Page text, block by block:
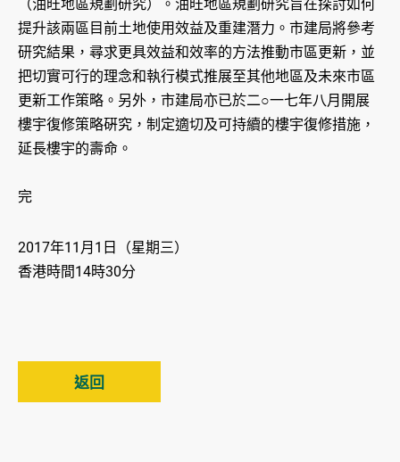
（油旺地區規劃研究）。油旺地區規劃研究旨在探討如何
提升該兩區目前土地使用效益及重建潛力。市建局將參考
研究結果，尋求更具效益和效率的方法推動市區更新，並
把切實可行的理念和執行模式推展至其他地區及未來市區
更新工作策略。另外，市建局亦已於二○一七年八月開展
樓宇復修策略硏究，制定適切及可持續的樓宇復修措施，
延長樓宇的壽命。
完
2017年11月1日（星期三）
香港時間14時30分
返回